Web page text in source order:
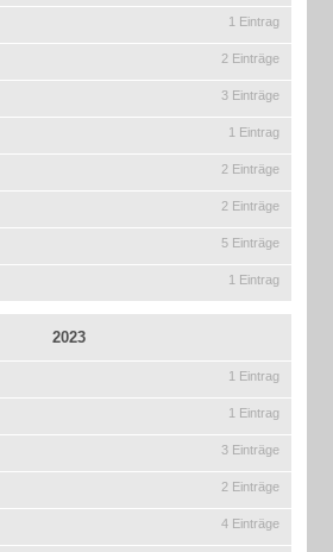
1 Eintrag
2 Einträge
3 Einträge
1 Eintrag
2 Einträge
2 Einträge
5 Einträge
1 Eintrag
2023
1 Eintrag
1 Eintrag
3 Einträge
2 Einträge
4 Einträge